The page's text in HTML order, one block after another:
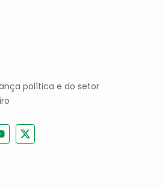
política e do setor